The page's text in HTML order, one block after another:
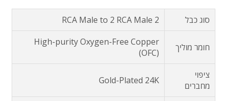
סוג כבל 2 RCA Male to 2 RCA Male
חומר מוליך
High-purity Oxygen-Free Copper
(OFC)
ציפוי
מחברים
Gold-Plated 24K